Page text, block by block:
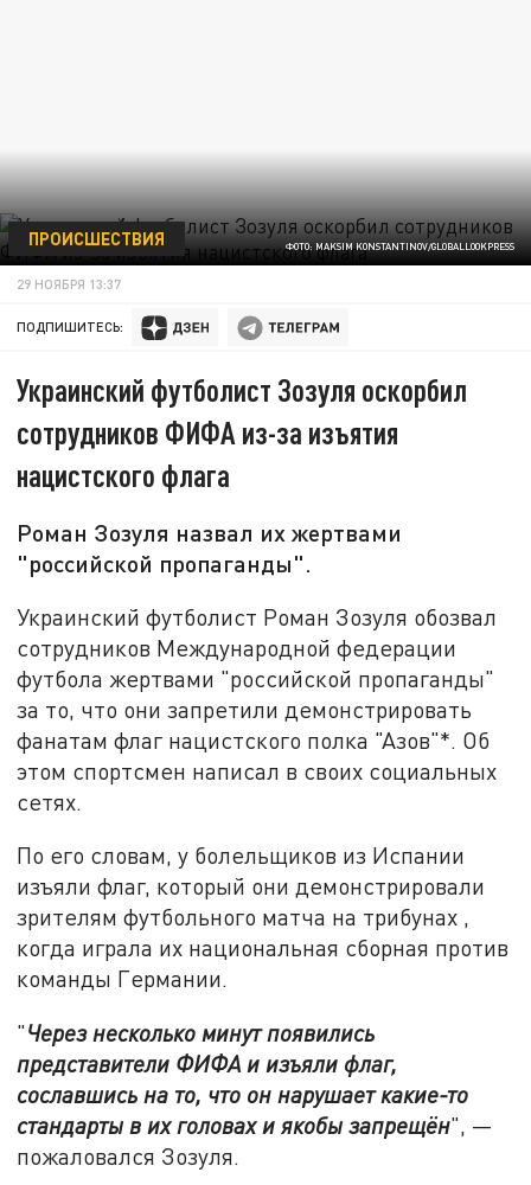
ФОТО: MAKSIM KONSTANTINOV/GLOBALLOOKPRESS
ПРОИСШЕСТВИЯ
29 НОЯБРЯ 13:37
ПОДПИШИТЕСЬ:
Украинский футболист Зозуля оскорбил
сотрудников ФИФА из-за изъятия
нацистского флага
Роман Зозуля назвал их жертвами
"российской пропаганды".
Украинский футболист Роман Зозуля обозвал
сотрудников Международной федерации
футбола жертвами "российской пропаганды"
за то, что они запретили демонстрировать
фанатам флаг нацистского полка "Азов"*. Об
этом спортсмен написал в своих социальных
сетях.
По его словам, у болельщиков из Испании
изъяли флаг, который они демонстрировали
зрителям футбольного матча на трибунах ,
когда играла их национальная сборная против
команды Германии.
"Через несколько минут появились
представители ФИФА и изъяли флаг,
сославшись на то, что он нарушает какие-то
стандарты в их головах и якобы запрещён", —
пожаловался Зозуля.